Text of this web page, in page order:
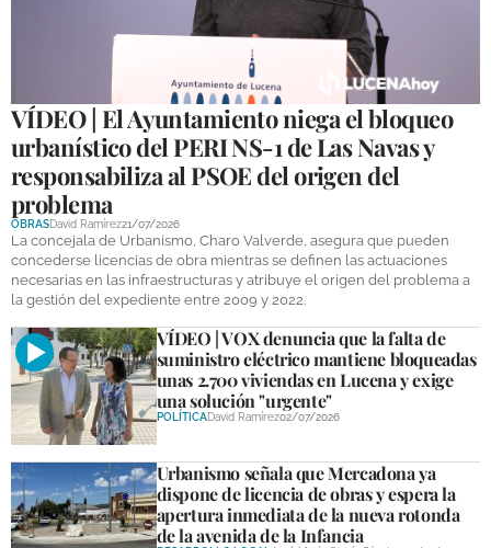
LUCENA EMPRESAS
OCIO
COFRADÍAS
DEPORTES
COMPETICIONES
DEPORTE BASE
OPINIÓN
VENTANA CIUDADANA
CÓRDOBA
PROVINCIA
SUBBÉTICA HOY
VÍDEO | El Ayuntamiento niega el bloqueo
urbanístico del PERI NS-1 de Las Navas y
responsabiliza al PSOE del origen del
problema
OBRASDavid Ramírez21/07/2026
La concejala de Urbanismo, Charo Valverde, asegura que pueden
concederse licencias de obra mientras se definen las actuaciones
necesarias en las infraestructuras y atribuye el origen del problema a
la gestión del expediente entre 2009 y 2022.
VÍDEO | VOX denuncia que la falta de
suministro eléctrico mantiene bloqueadas
unas 2.700 viviendas en Lucena y exige
una solución "urgente"
POLÍTICADavid Ramírez02/07/2026
Urbanismo señala que Mercadona ya
dispone de licencia de obras y espera la
apertura inmediata de la nueva rotonda
de la avenida de la Infancia